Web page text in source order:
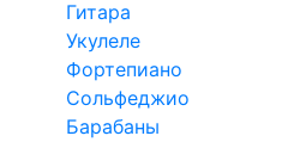
Гитара
Укулеле
Фортепиано
Сольфеджио
Барабаны